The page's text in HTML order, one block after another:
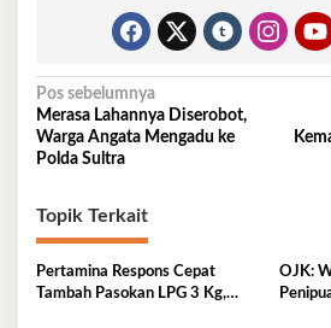
Navigasi
pos
Pos sebelumnya
Merasa Lahannya Diserobot,
Warga Angata Mengadu ke
Polda Sultra
Topik Terkait
Pertamina Respons Cepat
Tambah Pasokan LPG 3 Kg,
OJK: